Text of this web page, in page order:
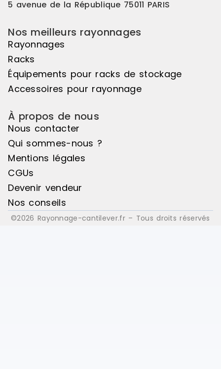
5 avenue de la République 75011 PARIS
Nos meilleurs rayonnages
Rayonnages
Racks
Équipements pour racks de stockage
Accessoires pour rayonnage
À propos de nous
Nous contacter
Qui sommes-nous ?
Mentions légales
CGUs
Devenir vendeur
Nos conseils
©2026 Rayonnage-cantilever.fr – Tous droits réservés